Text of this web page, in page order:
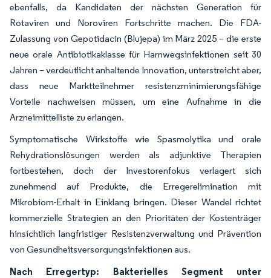
ebenfalls, da Kandidaten der nächsten Generation für
Rotaviren und Noroviren Fortschritte machen. Die FDA-
Zulassung von Gepotidacin (Blujepa) im März 2025 – die erste
neue orale Antibiotikaklasse für Harnwegsinfektionen seit 30
Jahren – verdeutlicht anhaltende Innovation, unterstreicht aber,
dass neue Marktteilnehmer resistenzminimierungsfähige
Vorteile nachweisen müssen, um eine Aufnahme in die
Arzneimittelliste zu erlangen.
Symptomatische Wirkstoffe wie Spasmolytika und orale
Rehydrationslösungen werden als adjunktive Therapien
fortbestehen, doch der Investorenfokus verlagert sich
zunehmend auf Produkte, die Erregerelimination mit
Mikrobiom-Erhalt in Einklang bringen. Dieser Wandel richtet
kommerzielle Strategien an den Prioritäten der Kostenträger
hinsichtlich langfristiger Resistenzverwaltung und Prävention
von Gesundheitsversorgungsinfektionen aus.
Nach Erregertyp: Bakterielles Segment unter